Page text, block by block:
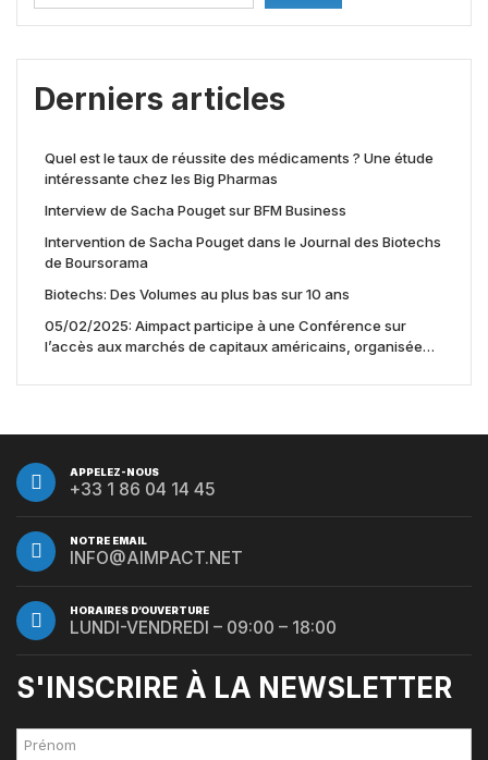
Derniers articles
Quel est le taux de réussite des médicaments ? Une étude
intéressante chez les Big Pharmas
Interview de Sacha Pouget sur BFM Business
Intervention de Sacha Pouget dans le Journal des Biotechs
de Boursorama
Biotechs: Des Volumes au plus bas sur 10 ans
05/02/2025: Aimpact participe à une Conférence sur
l’accès aux marchés de capitaux américains, organisée
APPELEZ-NOUS
+33 1 86 04 14 45
NOTRE EMAIL
INFO@AIMPACT.NET
HORAIRES D’OUVERTURE
LUNDI-VENDREDI – 09:00 – 18:00
S'INSCRIRE À LA NEWSLETTER